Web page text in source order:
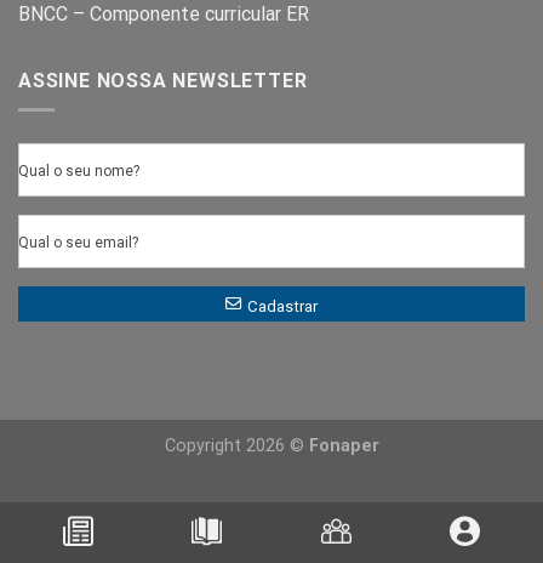
BNCC – Componente curricular ER
ASSINE NOSSA NEWSLETTER
Qual o seu nome?
Qual o seu email?
Cadastrar
Copyright 2026 © Fonaper